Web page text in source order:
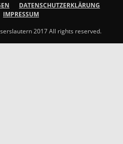
DATENSCHUTZERKLÄRUNG
IMPRESSUM
2017 All rights reserved.